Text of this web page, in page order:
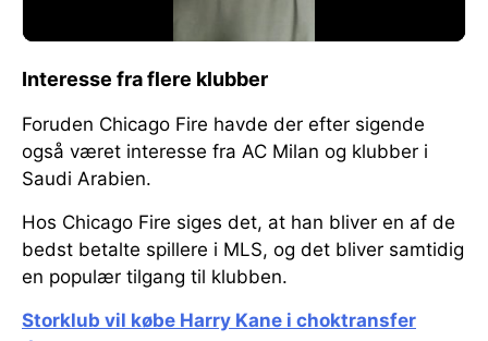
Interesse fra flere klubber
Foruden Chicago Fire havde der efter sigende
også været interesse fra AC Milan og klubber i
Saudi Arabien.
Hos Chicago Fire siges det, at han bliver en af de
bedst betalte spillere i MLS, og det bliver samtidig
en populær tilgang til klubben.
Storklub vil købe Harry Kane i choktransfer